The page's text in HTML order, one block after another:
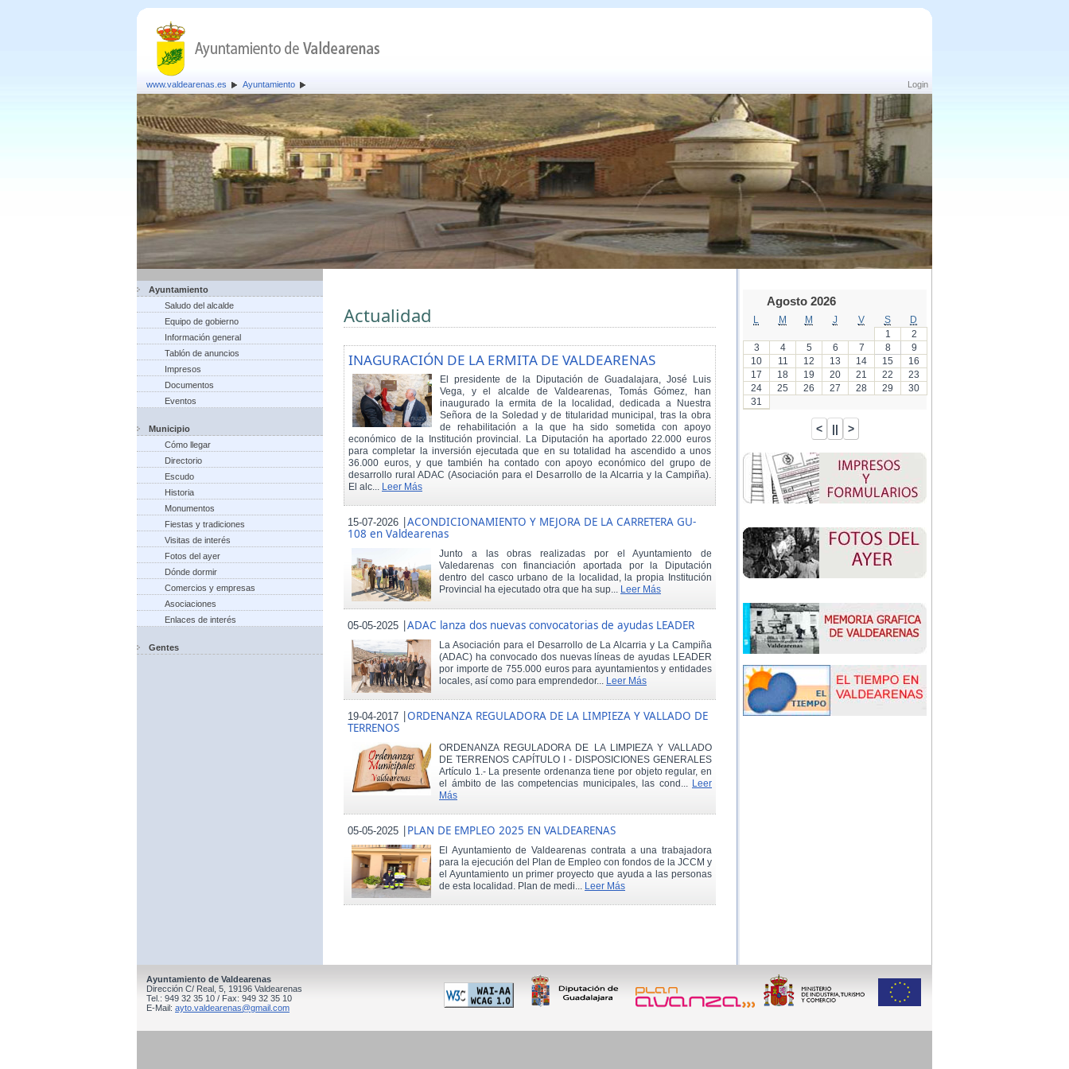
Login
www.valdearenas.es Ayuntamiento
Ayuntamiento
Saludo del alcalde
Equipo de gobierno
Información general
Tablón de anuncios
Impresos
Documentos
Eventos
Municipio
Cómo llegar
Directorio
Escudo
Historia
Monumentos
Fiestas y tradiciones
Visitas de interés
Fotos del ayer
Dónde dormir
Comercios y empresas
Asociaciones
Enlaces de interés
Gentes
Actualidad
INAGURACIÓN DE LA ERMITA DE VALDEARENAS
El presidente de la Diputación de Guadalajara, José Luis
Vega, y el alcalde de Valdearenas, Tomás Gómez, han
inaugurado la ermita de la localidad, dedicada a Nuestra
Señora de la Soledad y de titularidad municipal, tras la obra
de rehabilitación a la que ha sido sometida con apoyo
económico de la Institución provincial. La Diputación ha aportado 22.000 euros
para completar la inversión ejecutada que en su totalidad ha ascendido a unos
36.000 euros, y que también ha contado con apoyo económico del grupo de
desarrollo rural ADAC (Asociación para el Desarrollo de la Alcarria y la Campiña).
El alc... Leer Más
15-07-2026 |ACONDICIONAMIENTO Y MEJORA DE LA CARRETERA GU-
108 en Valdearenas
Junto a las obras realizadas por el Ayuntamiento de
Valedarenas con financiación aportada por la Diputación
dentro del casco urbano de la localidad, la propia Institución
Provincial ha ejecutado otra que ha sup... Leer Más
05-05-2025 |ADAC lanza dos nuevas convocatorias de ayudas LEADER
La Asociación para el Desarrollo de La Alcarria y La Campiña
(ADAC) ha convocado dos nuevas líneas de ayudas LEADER
por importe de 755.000 euros para ayuntamientos y entidades
locales, así como para emprendedor... Leer Más
19-04-2017 |ORDENANZA REGULADORA DE LA LIMPIEZA Y VALLADO DE
TERRENOS
ORDENANZA REGULADORA DE LA LIMPIEZA Y VALLADO
DE TERRENOS CAPÍTULO I - DISPOSICIONES GENERALES
Artículo 1.- La presente ordenanza tiene por objeto regular, en
el ámbito de las competencias municipales, las cond... Leer
Más
05-05-2025 |PLAN DE EMPLEO 2025 EN VALDEARENAS
El Ayuntamiento de Valdearenas contrata a una trabajadora
para la ejecución del Plan de Empleo con fondos de la JCCM y
el Ayuntamiento un primer proyecto que ayuda a las personas
de esta localidad. Plan de medi... Leer Más
Agosto 2026
M M J V S
D
1
2
3
4 5 6 7 8
9
10
11 12 13 14 15
16
17
18 19 20 21 22
23
24
25 26 27 28 29
30
31
Ayuntamiento de Valdearenas
Dirección C/ Real, 5, 19196 Valdearenas
Tel.: 949 32 35 10 / Fax: 949 32 35 10
E-Mail: ayto.valdearenas@gmail.com